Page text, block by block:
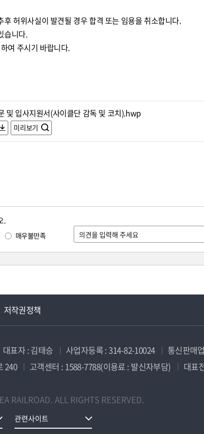
허위사실이 발견될 경우 합격 또는 임용을 취소합니다.
습니다.
여 주시기 바랍니다.
및 입사지원서(사이클단 감독 및 코치).hwp
미리보기
.
매우불만족
저작권정책
대표자 : 김태승 사업자등록 : 314-82-10024
통신판매
240
고객센터 : 1588-7788(이용료 : 발신자부담)
대표
RAILROAD. ALL RIGHTS RESERVED.
관련사이트